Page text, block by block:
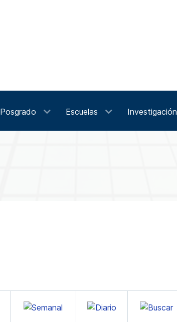
Posgrado Escuelas Investigación